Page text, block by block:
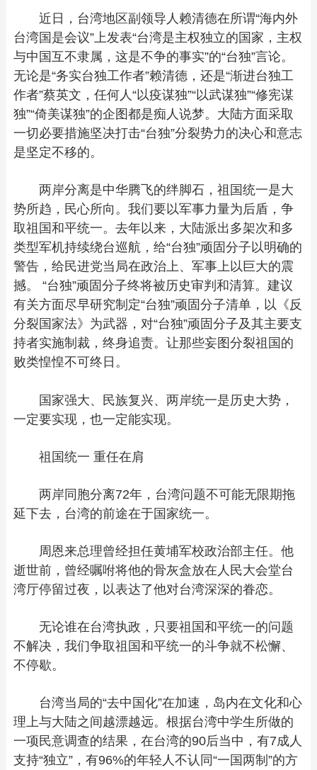
近日，台湾地区副领导人赖清德在所谓“海内外
台湾国是会议”上发表“台湾是主权独立的国家，主权
与中国互不隶属，这是不争的事实”的“台独”言论。
无论是“务实台独工作者”赖清德，还是“渐进台独工
作者”蔡英文，任何人“以疫谋独”“以武谋独”“修宪谋
独”“倚美谋独”的企图都是痴人说梦。大陆方面采取
一切必要措施坚决打击“台独”分裂势力的决心和意志
是坚定不移的。
两岸分离是中华腾飞的绊脚石，祖国统一是大
势所趋，民心所向。我们要以军事力量为后盾，争
取祖国和平统一。去年以来，大陆派出多架次和多
类型军机持续绕台巡航，给“台独”顽固分子以明确的
警告，给民进党当局在政治上、军事上以巨大的震
撼。 “台独”顽固分子终将被历史审判和清算。建议
有关方面尽早研究制定“台独”顽固分子清单，以《反
分裂国家法》为武器，对“台独”顽固分子及其主要支
持者实施制裁，终身追责。让那些妄图分裂祖国的
败类惶惶不可终日。
国家强大、民族复兴、两岸统一是历史大势，
一定要实现，也一定能实现。
祖国统一 重任在肩
两岸同胞分离72年，台湾问题不可能无限期拖
延下去，台湾的前途在于国家统一。
周恩来总理曾经担任黄埔军校政治部主任。他
逝世前，曾经嘱咐将他的骨灰盒放在人民大会堂台
湾厅停留过夜，以表达了他对台湾深深的眷恋。
无论谁在台湾执政，只要祖国和平统一的问题
不解决，我们争取祖国和平统一的斗争就不松懈、
不停歇。
台湾当局的“去中国化”在加速，岛内在文化和心
理上与大陆之间越漂越远。根据台湾中学生所做的
一项民意调查的结果，在台湾的90后当中，有7成人
支持“独立”，有96%的年轻人不认同“一国两制”的方